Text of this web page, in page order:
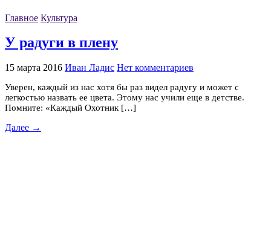
Главное Культура
У радуги в плену
15 марта 2016 Иван Ладис Нет комментариев
Уверен, каждый из нас хотя бы раз видел радугу и может с
легкостью назвать ее цвета. Этому нас учили еще в детстве.
Помните: «Каждый Охотник […]
Далее →